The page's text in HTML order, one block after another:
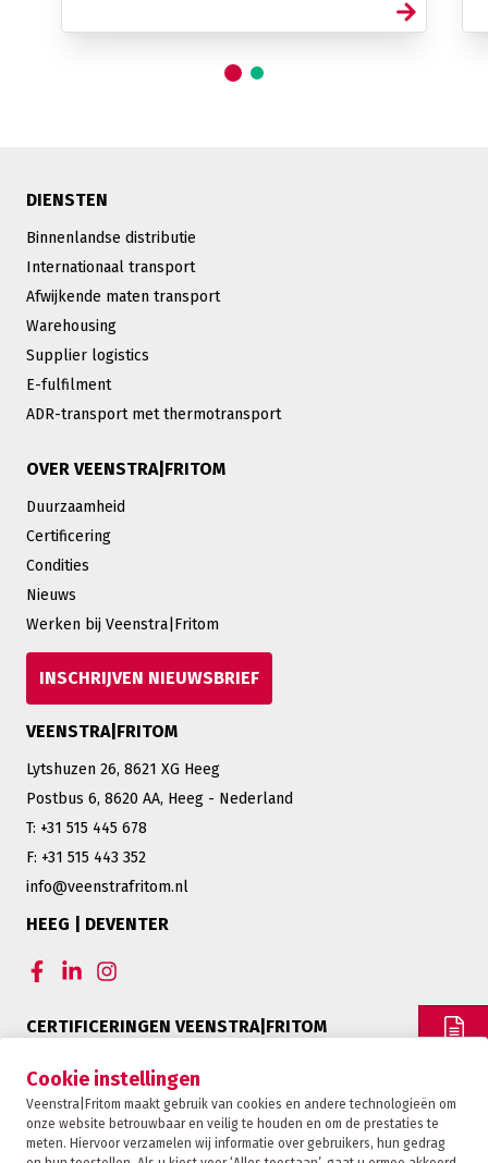
Cookie instellingen
Veenstra|Fritom maakt gebruik van cookies en andere technologieën om
onze website betrouwbaar en veilig te houden en om de prestaties te
meten. Hiervoor verzamelen wij informatie over gebruikers, hun gedragCONTACT
DIENSTEN
Binnenlandse distributie
Internationaal transport
Afwijkende maten transport
Warehousing
Supplier logistics
E-fulfilment
ADR-transport met thermotransport
OVER VEENSTRA|FRITOM
Duurzaamheid
Certificering
Condities
Nieuws
Werken bij Veenstra|Fritom
INSCHRIJVEN NIEUWSBRIEF
VEENSTRA|FRITOM
Lytshuzen 26, 8621 XG Heeg
Postbus 6, 8620 AA, Heeg - Nederland
T: +31 515 445 678
F: +31 515 443 352
info@veenstrafritom.nl
HEEG | DEVENTER
CERTIFICERINGEN VEENSTRA|FRITOM